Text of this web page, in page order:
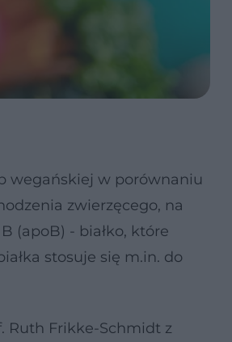
wegańskiej w porównaniu
zwierzęcego, na
(apoB) - białko, które
stosuje się m.in. do
Ruth Frikke-Schmidt z